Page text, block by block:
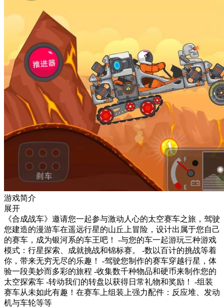
游戏简介
展开
《合成战车》邀请您一起参与激动人心的太空赛车之旅，驾驶
您建造的漫游车在遥远行星的山丘上冒险，设计出属于您自己
的赛车，成为银河系的车王吧！ -与您的车一起游玩三种游戏
模式：行星探索、成就挑战和锦标赛。 -数以百计的挑战等着
你，带来无穷无尽的乐趣！ -驾驶您制作的赛车穿越行星，体
验一段美妙而多彩的旅程 -收集数千种物品和硬币来制作您的
太空探索车 -转动我们的转盘以获得日常礼物和奖励！ -组装
赛车从未如此有趣！在赛车上组装上强力配件：反应堆、发动
机与车轮等等